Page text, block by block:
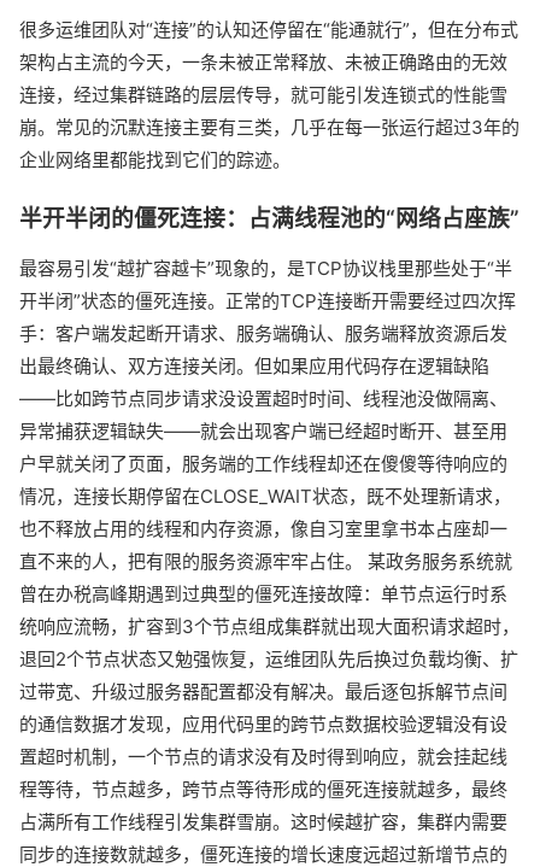
很多运维团队对“连接”的认知还停留在“能通就行”，但在分布式
架构占主流的今天，一条未被正常释放、未被正确路由的无效
连接，经过集群链路的层层传导，就可能引发连锁式的性能雪
崩。常见的沉默连接主要有三类，几乎在每一张运行超过3年的
企业网络里都能找到它们的踪迹。
半开半闭的僵死连接：占满线程池的“网络占座族”
最容易引发“越扩容越卡”现象的，是TCP协议栈里那些处于“半
开半闭”状态的僵死连接。正常的TCP连接断开需要经过四次挥
手：客户端发起断开请求、服务端确认、服务端释放资源后发
出最终确认、双方连接关闭。但如果应用代码存在逻辑缺陷
——比如跨节点同步请求没设置超时时间、线程池没做隔离、
异常捕获逻辑缺失——就会出现客户端已经超时断开、甚至用
户早就关闭了页面，服务端的工作线程却还在傻傻等待响应的
情况，连接长期停留在CLOSE_WAIT状态，既不处理新请求，
也不释放占用的线程和内存资源，像自习室里拿书本占座却一
直不来的人，把有限的服务资源牢牢占住。 某政务服务系统就
曾在办税高峰期遇到过典型的僵死连接故障：单节点运行时系
统响应流畅，扩容到3个节点组成集群就出现大面积请求超时，
退回2个节点状态又勉强恢复，运维团队先后换过负载均衡、扩
过带宽、升级过服务器配置都没有解决。最后逐包拆解节点间
的通信数据才发现，应用代码里的跨节点数据校验逻辑没有设
置超时机制，一个节点的请求没有及时得到响应，就会挂起线
程等待，节点越多，跨节点等待形成的僵死连接就越多，最终
占满所有工作线程引发集群雪崩。这时候越扩容，集群内需要
同步的连接数就越多，僵死连接的增长速度远超过新增节点的